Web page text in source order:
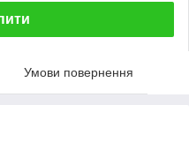
Умови повернення